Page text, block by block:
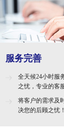
服务完善
全天候24小时服
之忧，专业的客
将客户的需求及
决您的后顾之忧！